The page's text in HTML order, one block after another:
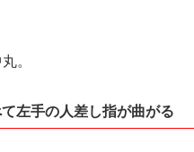
。
左手の人差し指が曲がる